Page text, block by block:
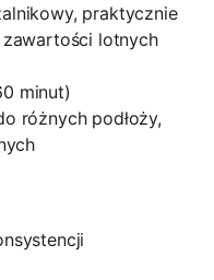
praktycznie
lotnych
minut)
różnych podłoży,